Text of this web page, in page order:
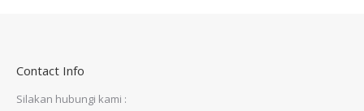
Contact Info
Silakan hubungi kami :